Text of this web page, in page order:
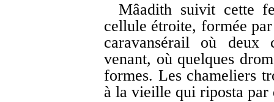
Mâadith suivit cette
cellule étroite, formée
caravansérail où deux
venant, où quelques
formes. Les chameliers
à la vieille qui riposta